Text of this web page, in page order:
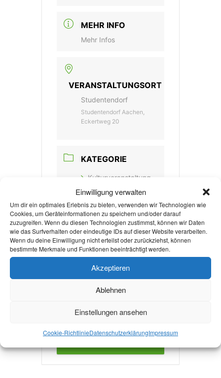
Einwilligung verwalten
Um dir ein optimales Erlebnis zu bieten, verwenden wir Technologien wie
Cookies, um Geräteinformationen zu speichern und/oder darauf
zuzugreifen. Wenn du diesen Technologien zustimmst, können wir Daten
wie das Surfverhalten oder eindeutige IDs auf dieser Website verarbeiten.
Wenn du deine Einwilligung nicht erteilst oder zurückziehst, können
bestimmte Merkmale und Funktionen beeinträchtigt werden.
Akzeptieren
Ablehnen
Einstellungen ansehen
Cookie-RichtlinieDatenschutzerklärungImpressum
MEHR INFO
Mehr Infos
VERANSTALTUNGSORT
Studentendorf
Studentendorf Aachen,
Eckertweg 20
KATEGORIE
Kulturveranstaltung
VERANSTALTER
STUDENTENDORF
AACHEN E.V.
WEBSITE
https://www.dorf.rwth-
aachen.de
Mehr Infos